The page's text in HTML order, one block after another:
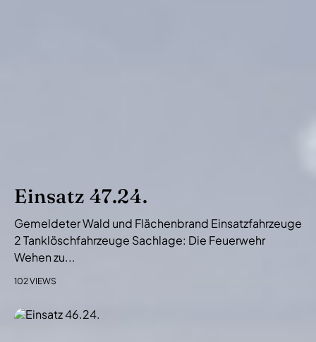
Einsatz 47.24.
Gemeldeter Wald und Flächenbrand Einsatzfahrzeuge
2 Tanklöschfahrzeuge Sachlage: Die Feuerwehr
Wehen zu...
102 VIEWS